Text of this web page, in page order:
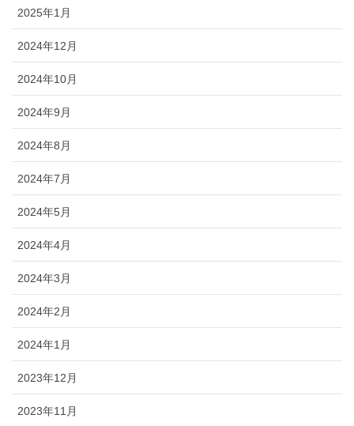
2025年1月
2024年12月
2024年10月
2024年9月
2024年8月
2024年7月
2024年5月
2024年4月
2024年3月
2024年2月
2024年1月
2023年12月
2023年11月